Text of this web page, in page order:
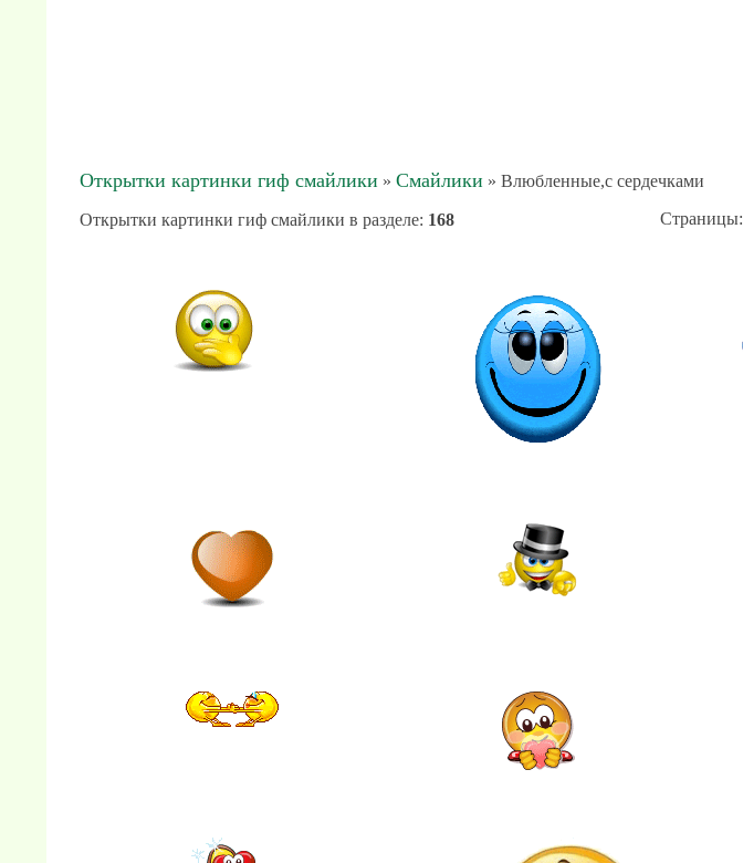
Открытки картинки гиф смайлики » Смайлики » Влюбленные,с сердечками
Открытки картинки гиф смайлики в разделе: 168 Страницы: